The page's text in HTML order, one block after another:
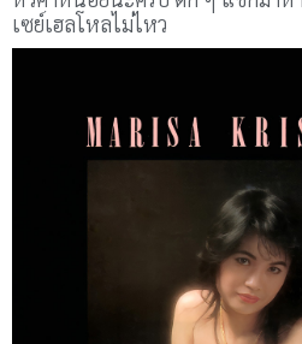
เซย์เฮลโหลไม่ไหว